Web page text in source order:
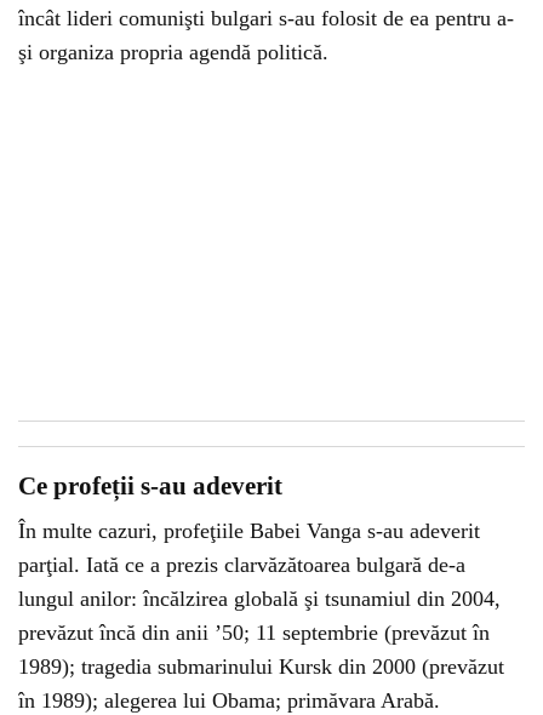
încât lideri comunişti bulgari s-au folosit de ea pentru a-
şi organiza propria agendă politică.
Ce profeții s-au adeverit
În multe cazuri, profeţiile Babei Vanga s-au adeverit
parţial. Iată ce a prezis clarvăzătoarea bulgară de-a
lungul anilor: încălzirea globală şi tsunamiul din 2004,
prevăzut încă din anii ’50; 11 septembrie (prevăzut în
1989); tragedia submarinului Kursk din 2000 (prevăzut
în 1989); alegerea lui Obama; primăvara Arabă.